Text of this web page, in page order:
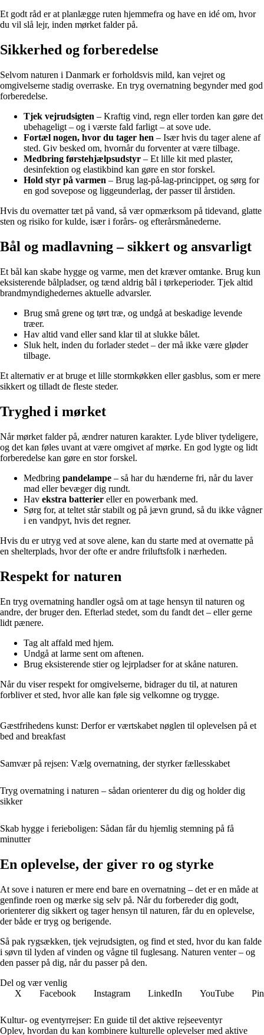
Et godt råd er at planlægge ruten hjemmefra og have en idé om, hvor
du vil slå lejr, inden mørket falder på.
Sikkerhed og forberedelse
Selvom naturen i Danmark er forholdsvis mild, kan vejret og
omgivelserne stadig overraske. En tryg overnatning begynder med god
forberedelse.
Tjek vejrudsigten – Kraftig vind, regn eller torden kan gøre det
ubehageligt – og i værste fald farligt – at sove ude.
Fortæl nogen, hvor du tager hen – Især hvis du tager alene af
sted. Giv besked om, hvornår du forventer at være tilbage.
Medbring førstehjælpsudstyr – Et lille kit med plaster,
desinfektion og elastikbind kan gøre en stor forskel.
Hold styr på varmen – Brug lag-på-lag-princippet, og sørg for
en god sovepose og liggeunderlag, der passer til årstiden.
Hvis du overnatter tæt på vand, så vær opmærksom på tidevand, glatte
sten og risiko for kulde, især i forårs- og efterårsmånederne.
Bål og madlavning – sikkert og ansvarligt
Et bål kan skabe hygge og varme, men det kræver omtanke. Brug kun
eksisterende bålpladser, og tænd aldrig bål i tørkeperioder. Tjek altid
brandmyndighedernes aktuelle advarsler.
Brug små grene og tørt træ, og undgå at beskadige levende
træer.
Hav altid vand eller sand klar til at slukke bålet.
Sluk helt, inden du forlader stedet – der må ikke være gløder
tilbage.
Et alternativ er at bruge et lille stormkøkken eller gasblus, som er mere
sikkert og tilladt de fleste steder.
Tryghed i mørket
Når mørket falder på, ændrer naturen karakter. Lyde bliver tydeligere,
og det kan føles uvant at være omgivet af mørke. En god lygte og lidt
forberedelse kan gøre en stor forskel.
Medbring pandelampe – så har du hænderne fri, når du laver
mad eller bevæger dig rundt.
Hav ekstra batterier eller en powerbank med.
Sørg for, at teltet står stabilt og på jævn grund, så du ikke vågner
i en vandpyt, hvis det regner.
Hvis du er utryg ved at sove alene, kan du starte med at overnatte på
en shelterplads, hvor der ofte er andre friluftsfolk i nærheden.
Respekt for naturen
En tryg overnatning handler også om at tage hensyn til naturen og
andre, der bruger den. Efterlad stedet, som du fandt det – eller gerne
lidt pænere.
Tag alt affald med hjem.
Undgå at larme sent om aftenen.
Brug eksisterende stier og lejrpladser for at skåne naturen.
Når du viser respekt for omgivelserne, bidrager du til, at naturen
forbliver et sted, hvor alle kan føle sig velkomne og trygge.
Gæstfrihedens kunst: Derfor er værtskabet nøglen til oplevelsen på et
bed and breakfast
Samvær på rejsen: Vælg overnatning, der styrker fællesskabet
Tryg overnatning i naturen – sådan orienterer du dig og holder dig
sikker
Skab hygge i ferieboligen: Sådan får du hjemlig stemning på få
minutter
En oplevelse, der giver ro og styrke
At sove i naturen er mere end bare en overnatning – det er en måde at
genfinde roen og mærke sig selv på. Når du forbereder dig godt,
orienterer dig sikkert og tager hensyn til naturen, får du en oplevelse,
der både er tryg og berigende.
Så pak rygsækken, tjek vejrudsigten, og find et sted, hvor du kan falde
i søvn til lyden af vinden og vågne til fuglesang. Naturen venter – og
den passer på dig, når du passer på den.
Del og vær venlig
X
Facebook Instagram LinkedIn YouTube
Kultur- og eventyrrejser: En guide til det aktive rejseeventyr
Oplev, hvordan du kan kombinere kulturelle oplevelser med aktive